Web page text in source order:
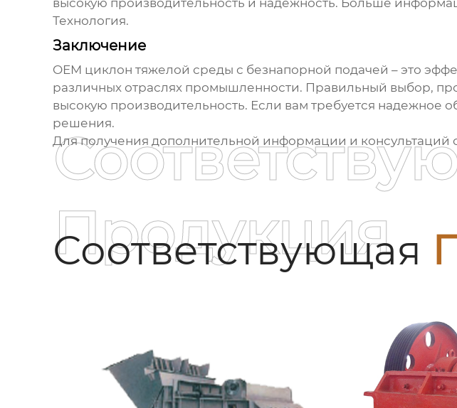
высокую производительность и надежность. Больше
Технология.
Заключение
OEM циклон тяжелой среды с безнапорной подачей – это
различных отраслях промышленности. Правильный выбор,
высокую производительность. Если вам требуется надежное
решения.
Для получения дополнительной информации и консультаций
Соответствующая
Продукция